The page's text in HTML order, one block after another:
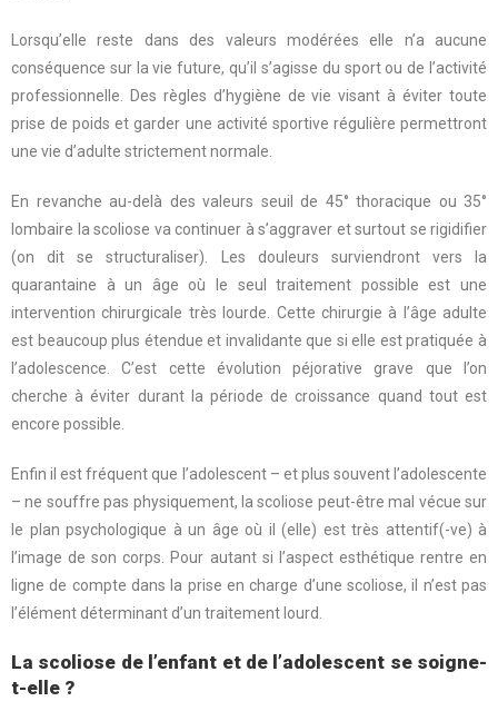
Lorsqu’elle reste dans des valeurs modérées elle n’a aucune
conséquence sur la vie future, qu’il s’agisse du sport ou de l’activité
professionnelle. Des règles d’hygiène de vie visant à éviter toute
prise de poids et garder une activité sportive régulière permettront
une vie d’adulte strictement normale.
En revanche au-delà des valeurs seuil de 45° thoracique ou 35°
lombaire la scoliose va continuer à s’aggraver et surtout se rigidifier
(on dit se structuraliser). Les douleurs surviendront vers la
quarantaine à un âge où le seul traitement possible est une
intervention chirurgicale très lourde. Cette chirurgie à l’âge adulte
est beaucoup plus étendue et invalidante que si elle est pratiquée à
l’adolescence. C’est cette évolution péjorative grave que l’on
cherche à éviter durant la période de croissance quand tout est
encore possible.
Enfin il est fréquent que l’adolescent – et plus souvent l’adolescente
– ne souffre pas physiquement, la scoliose peut-être mal vécue sur
le plan psychologique à un âge où il (elle) est très attentif(-ve) à
l’image de son corps. Pour autant si l’aspect esthétique rentre en
ligne de compte dans la prise en charge d’une scoliose, il n’est pas
l’élément déterminant d’un traitement lourd.
La scoliose de l’enfant et de l’adolescent se soigne-
t-elle ?